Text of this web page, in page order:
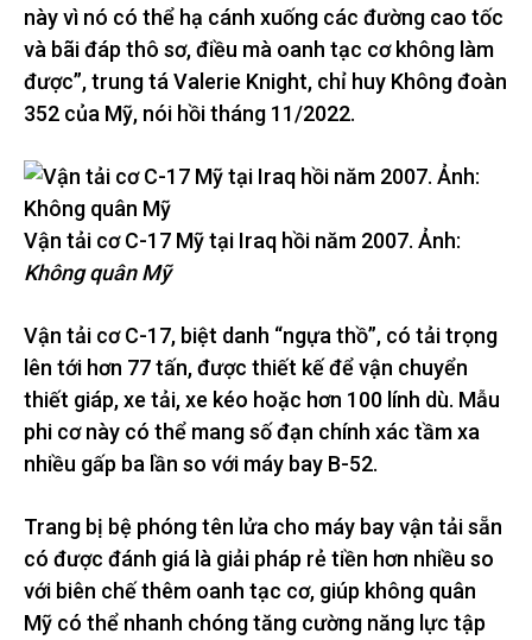
này vì nó có thể hạ cánh xuống các đường cao tốc
và bãi đáp thô sơ, điều mà oanh tạc cơ không làm
được”, trung tá Valerie Knight, chỉ huy Không đoàn
352 của Mỹ, nói hồi tháng 11/2022.
Vận tải cơ C-17 Mỹ tại Iraq hồi năm 2007. Ảnh:
Không quân Mỹ
Vận tải cơ C-17, biệt danh “ngựa thồ”, có tải trọng
lên tới hơn 77 tấn, được thiết kế để vận chuyển
thiết giáp, xe tải, xe kéo hoặc hơn 100 lính dù. Mẫu
phi cơ này có thể mang số đạn chính xác tầm xa
nhiều gấp ba lần so với máy bay B-52.
Trang bị bệ phóng tên lửa cho máy bay vận tải sẵn
có được đánh giá là giải pháp rẻ tiền hơn nhiều so
với biên chế thêm oanh tạc cơ, giúp không quân
Mỹ có thể nhanh chóng tăng cường năng lực tập